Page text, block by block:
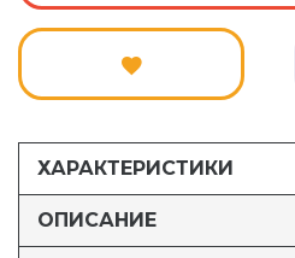
ХАРАКТЕРИСТИКИ
ОПИСАНИЕ